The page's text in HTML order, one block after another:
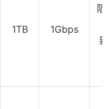
阪
新
1TB 1Gbps